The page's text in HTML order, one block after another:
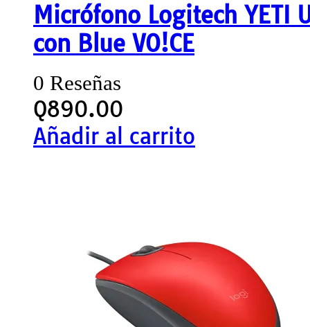
Micrófono Logitech YETI
con Blue VO!CE
0 Reseñas
Q890.00
Añadir al carrito